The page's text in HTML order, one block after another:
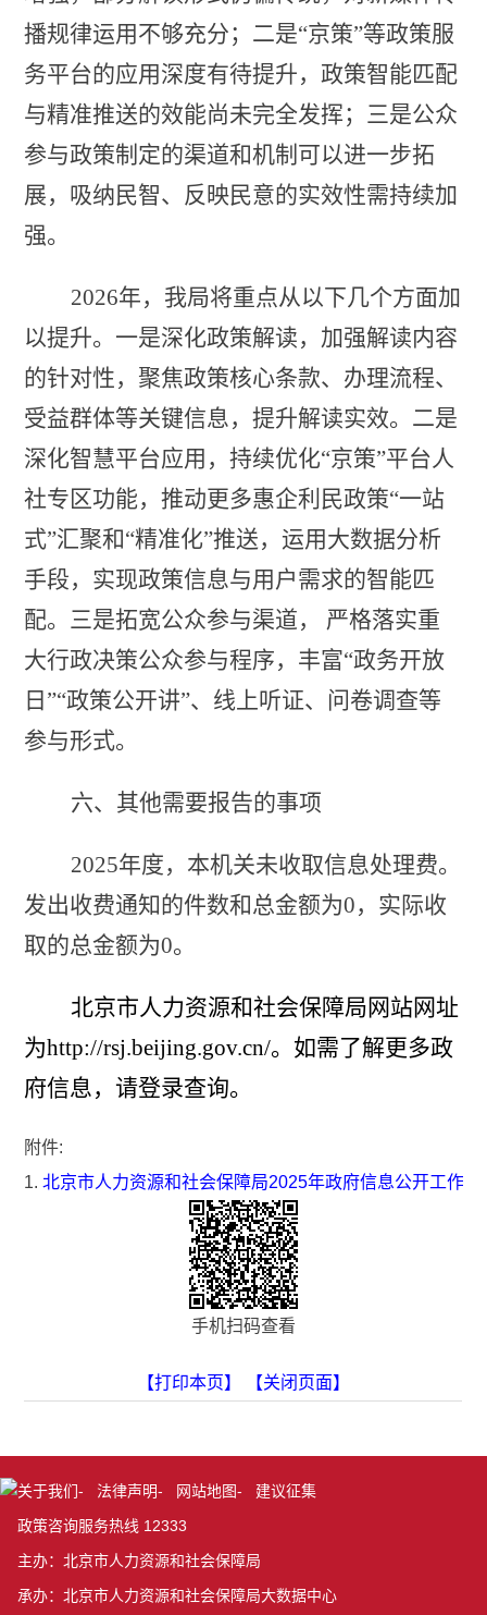
播规律运用不够充分；二是“京策”等政策服
务平台的应用深度有待提升，政策智能匹配
与精准推送的效能尚未完全发挥；三是公众
参与政策制定的渠道和机制可以进一步拓
展，吸纳民智、反映民意的实效性需持续加
强。
2026年，我局将重点从以下几个方面加
以提升。一是深化政策解读， 加强解读内容
的针对性，聚焦政策核心条款、办理流程、
受益群体等关键信息，提升解读实效。 二是
深化智慧平台应用 ，持续优化“京策”平台人
社专区功能，推动更多惠企利民政策“一站
式”汇聚和“精准化”推送，运用大数据分析
手段，实现政策信息与用户需求的智能匹
配。 三是拓宽公众参与渠道，
严格落实重
大行政决策公众参与程序，丰富“政务开放
日”“政策公开讲”、线上听证、问卷调查等
参与形式。
六、其他需要报告的事项
2025年度，本机关未收取信息处理费。
发出收费通知的件数和总金额为0，实际收
取的总金额为0。
北京市人力资源和社会保障局网站网址
为http://rsj.beijing.gov.cn/。 如需了解更多政
府信息，请登录查询。
附件:
1.北京市人力资源和社会保障局2025年政府信息公开工作年
手机扫码查看
【打印本页】 【关闭页面】
关于我们- 法律声明- 网站地图- 建议征集
政策咨询服务热线 12333
主办：北京市人力资源和社会保障局
承办：北京市人力资源和社会保障局大数据中心